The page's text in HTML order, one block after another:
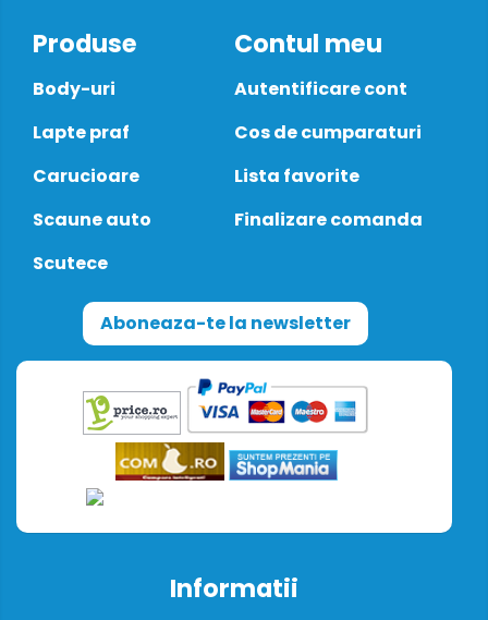
Produse
Body-uri
Lapte praf
Carucioare
Scaune auto
Scutece
Contul meu
Autentificare cont
Cos de cumparaturi
Lista favorite
Finalizare comanda
Aboneaza-te la newsletter
Informatii